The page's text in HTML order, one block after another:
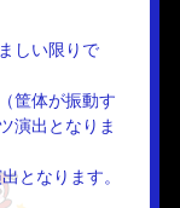
しい限りで
筐体が振動す
演出となりま
となります。